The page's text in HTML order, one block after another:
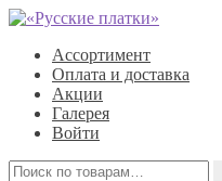
Перейти
навигации
Перейти
содержимому
Ассортимент
Оплата и доставка
Акции
Галерея
Войти
Искать: